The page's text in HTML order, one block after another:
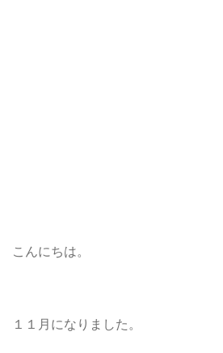
こんにちは。
１１月になりました。